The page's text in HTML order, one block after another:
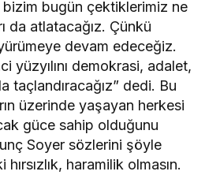
bizim bugün çektiklerimiz ne
da atlatacağız. Çünkü
devam edeceğiz.
yüzyılını demokrasi, adalet,
taçlandıracağız” dedi. Bu
üzerinde yaşayan herkesi
güce sahip olduğunu
Soyer sözlerini şöyle
haramilik olmasın.